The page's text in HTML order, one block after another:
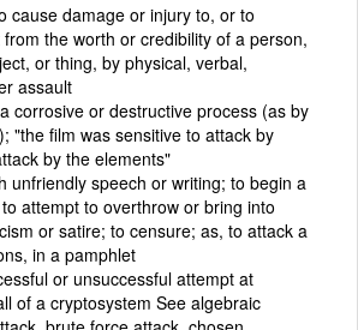
cause damage or injury to, or to
the worth or credibility of a person,
or thing, by physical, verbal,
assault
corrosive or destructive process (as by
"the film was sensitive to attack by
by the elements"
unfriendly speech or writing; to begin a
attempt to overthrow or bring into
or satire; to censure; as, to attack a
in a pamphlet
or unsuccessful attempt at
of a cryptosystem See algebraic